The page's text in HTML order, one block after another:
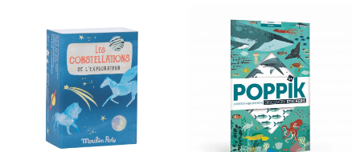
Ajouter à ma liste
d'envies
Ajouter à ma liste
d'envies